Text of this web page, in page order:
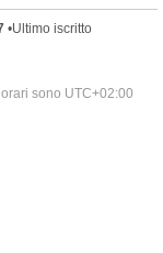
•Ultimo iscritto
sono UTC+02:00